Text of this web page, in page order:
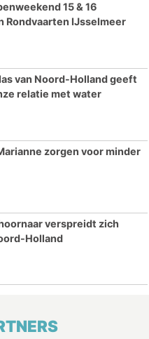
15 & 16
Rondvaarten IJsselmeer
van Noord-Holland geeft
relatie met water
zorgen voor minder
verspreidt zich
Holland